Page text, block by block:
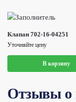
Клапан 702-16-04251
Уточняйте цену
В корзину
Отзывы о